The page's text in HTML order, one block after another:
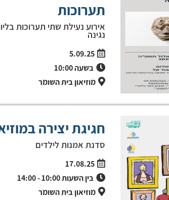
תערוכות
אירוע נעילת שתי תערוכות
נגינה
5.09.25
בשעה10:00
מוזיאון בית השומר
חגיגת יצירה
סדנת אמנות לילדים
17.08.25
בין השעות10:00
-
14:00
מוזיאון בית השומר